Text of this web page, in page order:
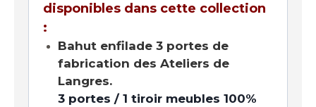
disponibles dans cette collection
:
Bahut enfilade 3 portes de
fabrication des Ateliers de
Langres.
3 portes / 1 tiroir meubles 100%